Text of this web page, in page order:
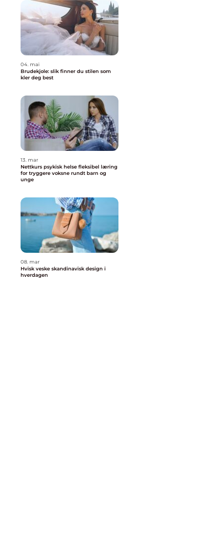
04. mai
Brudekjole: slik finner du stilen som
kler deg best
13. mar
Nettkurs psykisk helse fleksibel læring
for tryggere voksne rundt barn og
unge
08. mar
Hvisk veske skandinavisk design i
hverdagen